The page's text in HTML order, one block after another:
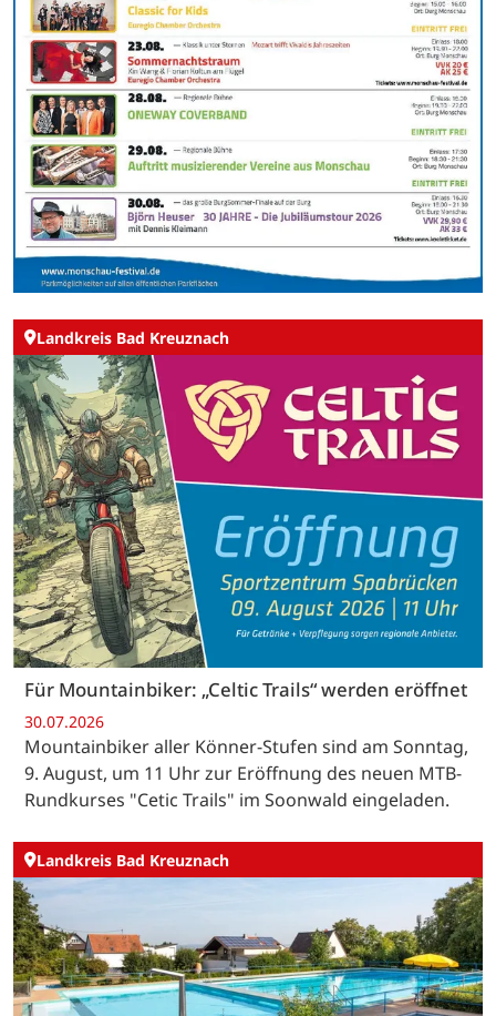
Landkreis Bad Kreuznach
Für Mountainbiker: „Celtic Trails“ werden eröffnet
30.07.2026
Mountainbiker aller Könner-Stufen sind am Sonntag,
9. August, um 11 Uhr zur Eröffnung des neuen MTB-
Rundkurses "Cetic Trails" im Soonwald eingeladen.
Landkreis Bad Kreuznach